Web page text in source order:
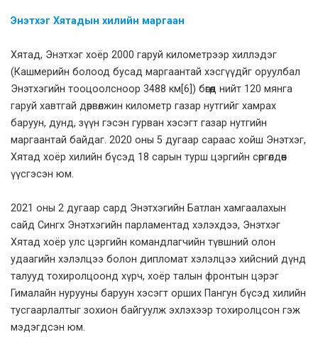
Энэтхэг Хятадын хилийн маргаан
Хятад, Энэтхэг хоёр 2000 гаруй километрээр хиллэдэг
(Кашмерийн болоод бусад маргаантай хэсгүүдйг оруулбал
Энэтхэгийн тооцоолсноор 3488 км[6] ) бөгөөд нийт 120 мянга
гаруй хавтгай дөрвөлжин километр газар нутгийг хамрах
баруун, дунд, зүүн гэсэн гурван хэсэгт газар нутгийн
маргаантай байдаг. 2020 оны 5 дугаар сараас хойш Энэтхэг,
Хятад хоёр хилийн бүсэд 18 сарын турш цэргийн сөргөлдөөн
үүсгэсэн юм.
2021 оны 2 дугаар сард Энэтхэгийн Батлан хамгаалахын
сайд Сингх Энэтхэгийн парламентад хэлэхдээ, Энэтхэг
Хятад хоёр улс цэргийн командлагчийн түвшний олон
удаагийн хэлэлцээ болон дипломат хэлэлцээ хийсний дүнд
талууд тохиролцоонд хүрч, хоёр талын фронтын цэрэг
Гималайн нурууны баруун хэсэгт орших Пангун бүсэд хилийн
тусгаарлалтыг зохион байгуулж эхлэхээр тохиролцсон гэж
мэдэгдсэн юм.